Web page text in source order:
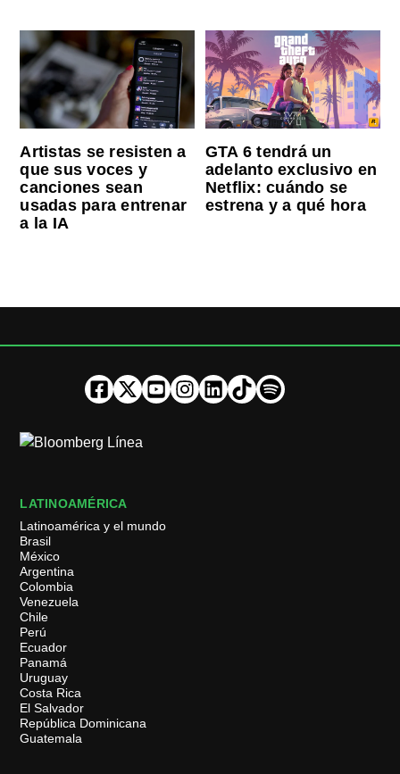
Artistas se resisten a
que sus voces y
canciones sean
usadas para entrenar
a la IA
GTA 6 tendrá un
adelanto exclusivo en
Netflix: cuándo se
estrena y a qué hora
LATINOAMÉRICA
Latinoamérica y el mundo
Brasil
México
Argentina
Colombia
Venezuela
Chile
Perú
Ecuador
Panamá
Uruguay
Costa Rica
El Salvador
República Dominicana
Guatemala